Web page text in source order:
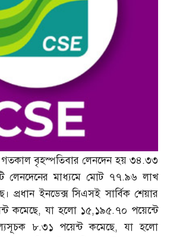
গতকাল বৃহস্পতিবার লেনদেন হয় ৩৪.৩৩
লেনদেনের মাধ্যমে মোট ৭৭.৯৬ লাখ
প্রধান ইনডেক্স সিএসই সার্বিক শেয়ার
কমেছে,যা হলো ১৫,১৯৫.৭০ পয়েন্টে
৮.৩১ পয়েন্ট কমেছে,যা হলো